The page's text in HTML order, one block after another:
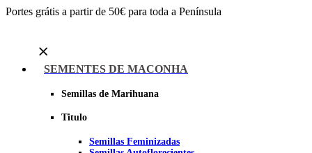
Portes grátis a partir de 50€ para toda a Península
SEMENTES DE MACONHA
Semillas de Marihuana
Titulo
Semillas Feminizadas